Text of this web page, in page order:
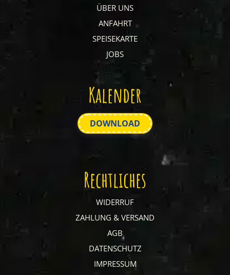
ÜBER UNS
ANFAHRT
SPEISEKARTE
JOBS
Kalender
DOWNLOAD
Rechtliches
WIDERRUF
ZAHLUNG & VERSAND
AGB
DATENSCHUTZ
IMPRESSUM